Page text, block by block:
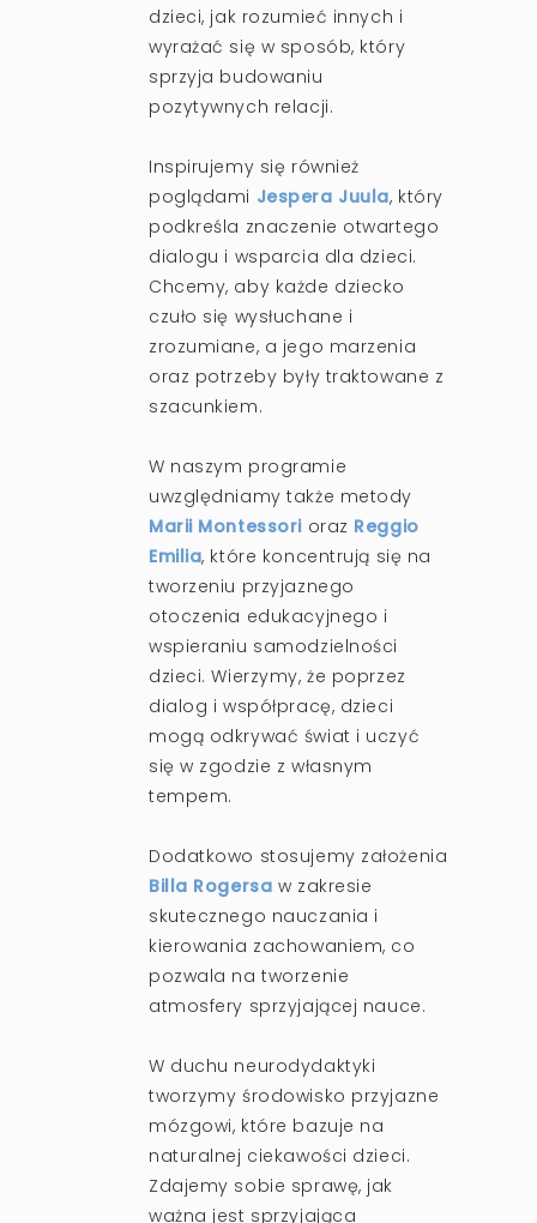
dzieci, jak rozumieć innych i
wyrażać się w sposób, który
sprzyja budowaniu
pozytywnych relacji.
Inspirujemy się również
poglądami Jespera Juula, który
podkreśla znaczenie otwartego
dialogu i wsparcia dla dzieci.
Chcemy, aby każde dziecko
czuło się wysłuchane i
zrozumiane, a jego marzenia
oraz potrzeby były traktowane z
szacunkiem.
W naszym programie
uwzględniamy także metody
Marii Montessori oraz Reggio
Emilia, które koncentrują się na
tworzeniu przyjaznego
otoczenia edukacyjnego i
wspieraniu samodzielności
dzieci. Wierzymy, że poprzez
dialog i współpracę, dzieci
mogą odkrywać świat i uczyć
się w zgodzie z własnym
tempem.
Dodatkowo stosujemy założenia
Billa Rogersa w zakresie
skutecznego nauczania i
kierowania zachowaniem, co
pozwala na tworzenie
atmosfery sprzyjającej nauce.
W duchu neurodydaktyki
tworzymy środowisko przyjazne
mózgowi, które bazuje na
naturalnej ciekawości dzieci.
Zdajemy sobie sprawę, jak
ważna jest sprzyjająca